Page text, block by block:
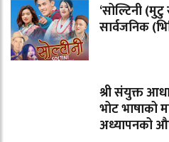
‘सोल्टिनी
सार्वजनिक
श्री संयुक्त
भोट भाषाको
अध्यापनको